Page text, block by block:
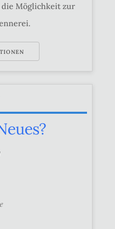
die Möglichkeit zur